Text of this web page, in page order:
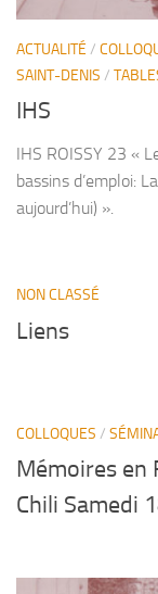
ACTUALITÉ /
SAINT-DENIS /
IHS
IHS ROISSY 23 «
bassins d’emploi:
aujourd’hui) ».
NON CLASSÉ
Liens
COLLOQUES /
Mémoires en
Chili Samedi